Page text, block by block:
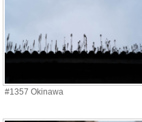
#1357 Okinawa